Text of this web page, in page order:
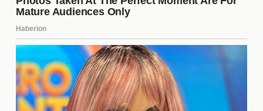
intercambio a la Liga MX?
El intercambio entre dos de los clubes más
importantes de laLiga MXpodría tener un efecto
dominó en el resto de la competencia. Si se
concreta, podría motivar a otros equipos a realizar
movimientos similares para mejorar sus plantillas.